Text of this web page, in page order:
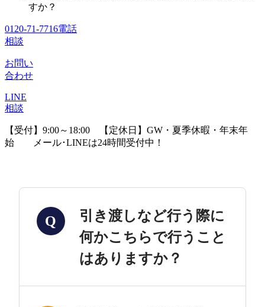
すか？
0120-71-7716電話
相談
お問い
合わせ
LINE
相談
【受付】9:00～18:00 【定休日】GW・夏季休暇・年末年
始 メール･LINEは24時間受付中！
Q
引き渡しなど行う際に
何かこちらで行うこと
はありますか？